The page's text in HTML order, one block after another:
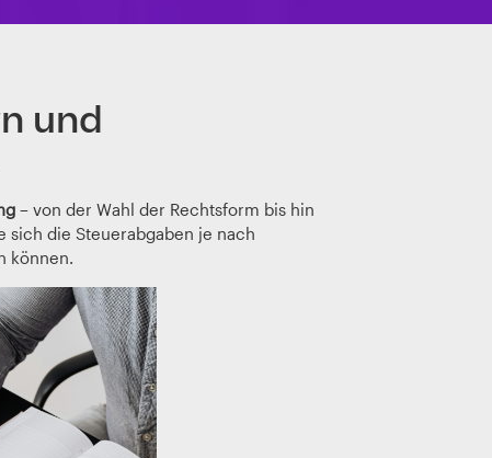
und
– von der Wahl der Rechtsform bis hin
sich die Steuerabgaben je nach
können.